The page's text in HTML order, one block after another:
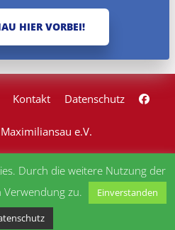
HIER VORBEI!
Kontakt Datenschutz
e.V.
Durch die weitere Nutzung der
Verwendung zu.
Einverstanden